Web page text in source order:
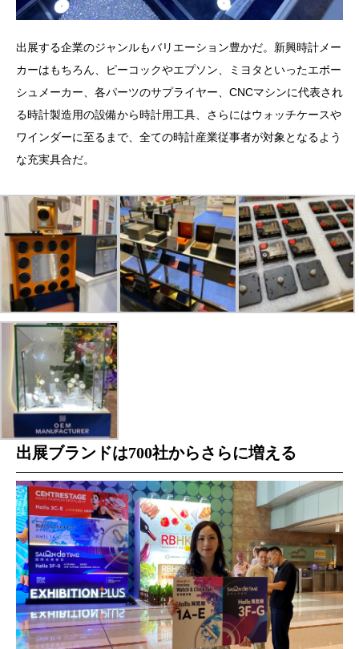
出展する企業のジャンルもバリエーション豊かだ。新興時計メー
カーはもちろん、ピーコックやエプソン、ミヨタといったエボー
シュメーカー、各パーツのサプライヤー、CNCマシンに代表され
る時計製造用の設備から時計用工具、さらにはウォッチケースや
ワインダーに至るまで、全ての時計産業従事者が対象となるよう
な充実具合だ。
出展ブランドは700社からさらに増える